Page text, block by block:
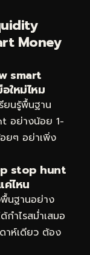
Money
smart
ใหม่ไหม
ยนรู้พื้นฐาน
อย่างน้อย 1-
ยๆ อย่าเพิ่ง
stop hunt
ไหน
พื้นฐานอย่าง
กำไรสม่ำเสมอ
ดาห์เดียว ต้อง